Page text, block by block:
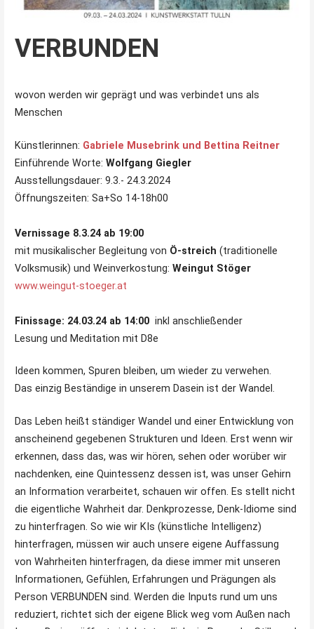
VERBUNDEN
wovon werden wir geprägt und was verbindet uns als
Menschen
Künstlerinnen: Gabriele Musebrinkund Bettina Reitner
Einführende Worte: Wolfgang Giegler
Ausstellungsdauer: 9.3.- 24.3.2024
Öffnungszeiten: Sa+So 14-18h00
Vernissage 8.3.24 ab 19:00
mit musikalischer Begleitung von Ö-streich (traditionelle
Volksmusik) und Weinverkostung: Weingut Stöger
www.weingut-stoeger.at
Finissage: 24.03.24 ab 14:00inkl anschließender
Lesung und Meditation mit D8e
Ideen kommen, Spuren bleiben, um wieder zu verwehen.
Das einzig Beständige in unserem Dasein ist der Wandel.
Das Leben heißt ständiger Wandel und einer Entwicklung von
anscheinend gegebenen Strukturen und Ideen. Erst wenn wir
erkennen, dass das, was wir hören, sehen oder worüber wir
nachdenken, eine Quintessenz dessen ist, was unser Gehirn
an Information verarbeitet, schauen wir offen. Es stellt nicht
die eigentliche Wahrheit dar. Denkprozesse, Denk-Idiome sind
zu hinterfragen. So wie wir KIs (künstliche Intelligenz)
hinterfragen, müssen wir auch unsere eigene Auffassung
von Wahrheiten hinterfragen, da diese immer mit unseren
Informationen, Gefühlen, Erfahrungen und Prägungen als
Person VERBUNDEN sind. Werden die Inputs rund um uns
reduziert, richtet sich der eigene Blick weg vom Außen nach